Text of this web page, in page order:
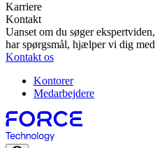
Karriere
Kontakt
Uanset om du søger
har spørgsmål, hjælper vi dig
Kontakt os
Kontorer
Medarbejdere